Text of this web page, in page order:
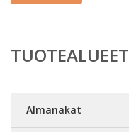
TUOTEALUEET
Almanakat